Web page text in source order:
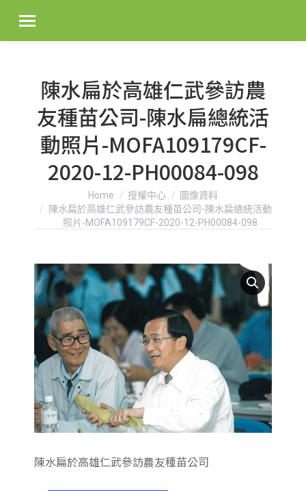
陳水扁於高雄仁武參訪農
友種苗公司-陳水扁總統活
動照片-MOFA109179CF-
2020-12-PH00084-098
You are here:Home 授權中心
圖像資料
陳水扁於高雄仁武參訪農友種苗公司-陳水扁總統活動
照片-MOFA109179CF-2020-12-PH00084-098
陳水扁於高雄仁武參訪農友種苗公司